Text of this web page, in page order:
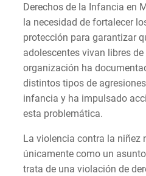
Derechos de la Infancia en
la necesidad de fortalecer
protección para garantizar
adolescentes vivan libres
organización ha
distintos tipos de
infancia y ha impulsado
esta problemática.
La violencia contra la niñez
únicamente como un
trata de una violación de